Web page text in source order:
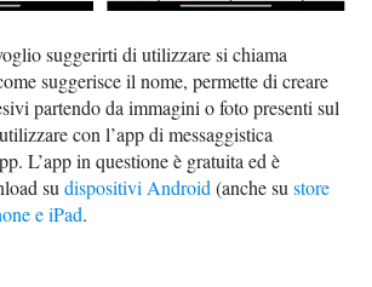
suggerirti di utilizzare si chiama
suggerisce il nome, permette di creare
partendo da immagini o foto presenti sul
con l’app di messaggistica
L’app in questione è gratuita ed è
sudispositivi Android (anche sustore
e iPad.